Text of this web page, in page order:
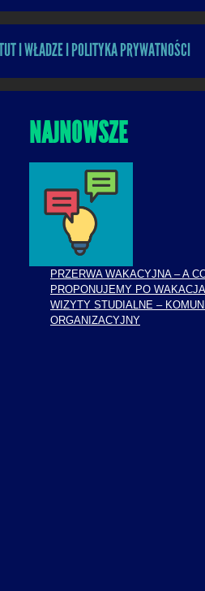
I WŁADZE I POLITYKA PRYWATNOŚCI
NAJNOWSZE
PRZERWA WAKACYJNA – A
PROPONUJEMY PO
WIZYTY STUDIALNE –
ORGANIZACYJNY